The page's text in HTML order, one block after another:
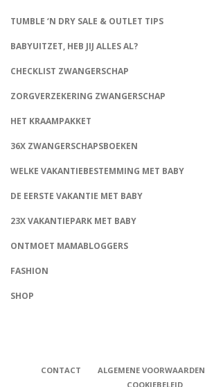
TUMBLE ‘N DRY SALE & OUTLET TIPS
BABYUITZET, HEB JIJ ALLES AL?
CHECKLIST ZWANGERSCHAP
ZORGVERZEKERING ZWANGERSCHAP
HET KRAAMPAKKET
36X ZWANGERSCHAPSBOEKEN
WELKE VAKANTIEBESTEMMING MET BABY
DE EERSTE VAKANTIE MET BABY
23X VAKANTIEPARK MET BABY
ONTMOET MAMABLOGGERS
FASHION
SHOP
CONTACT ALGEMENE VOORWAARDEN
COOKIEBELEID